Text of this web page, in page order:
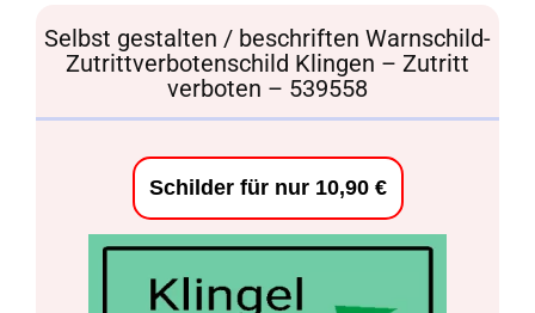
Selbst gestalten / beschriften Warnschild-
Zutrittverbotenschild Klingen – Zutritt
verboten – 539558
Schilder für nur 10,90 €